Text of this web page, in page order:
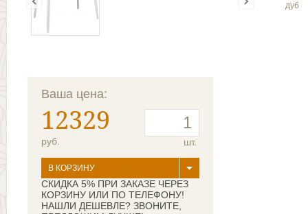
дуб
Ваша цена:
12329
руб. шт.
В КОРЗИНУ
СКИДКА 5% ПРИ ЗАКАЗЕ ЧЕРЕЗ
КОРЗИНУ ИЛИ ПО ТЕЛЕФОНУ!
НАШЛИ ДЕШЕВЛЕ? ЗВОНИТЕ,